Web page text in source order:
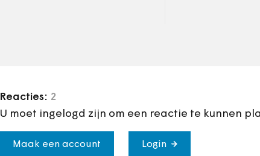
Reacties: 2
U moet ingelogd zijn om een reactie te kunnen
Maak een account Login